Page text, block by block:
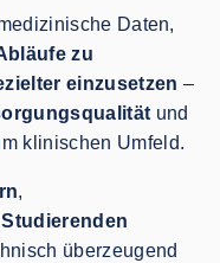
Daten,
zu
einzusetzen –
und
klinischen Umfeld.
,
Studierenden
überzeugend